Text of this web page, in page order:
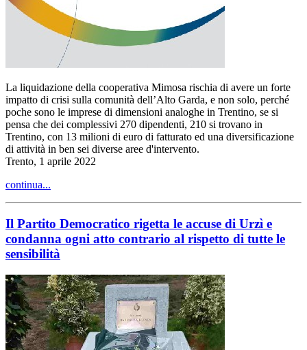
La liquidazione della cooperativa Mimosa rischia di avere un forte
impatto di crisi sulla comunità dell’Alto Garda, e non solo, perché
poche sono le imprese di dimensioni analoghe in Trentino, se si
pensa che dei complessivi 270 dipendenti, 210 si trovano in
Trentino, con 13 milioni di euro di fatturato ed una diversificazione
di attività in ben sei diverse aree d'intervento.
Trento, 1 aprile 2022
continua...
Il Partito Democratico rigetta le accuse di Urzì e
condanna ogni atto contrario al rispetto di tutte le
sensibilità